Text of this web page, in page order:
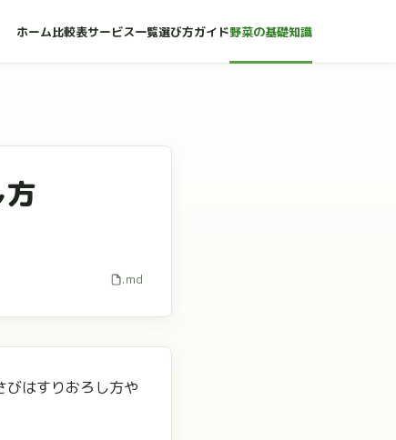
ホーム比較表サービス一覧選び方ガイド野菜の基礎知識
.md
びはすりおろし方や